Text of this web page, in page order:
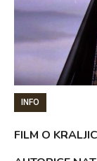
INFO
FILM O